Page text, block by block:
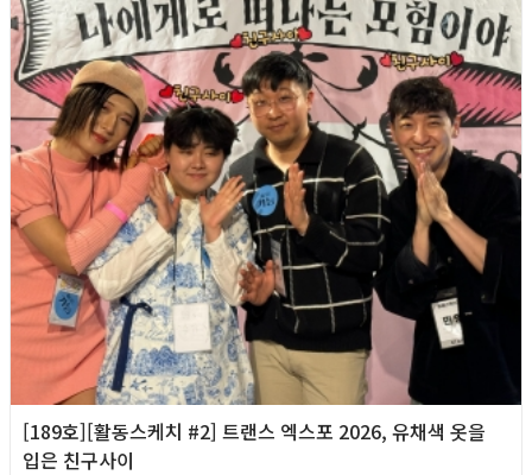
[189호][활동스케치 #2] 트랜스 엑스포 2026, 유채색 옷을
입은 친구사이